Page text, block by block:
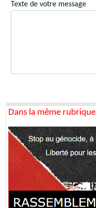
Texte de votre message
Dans la même rubrique